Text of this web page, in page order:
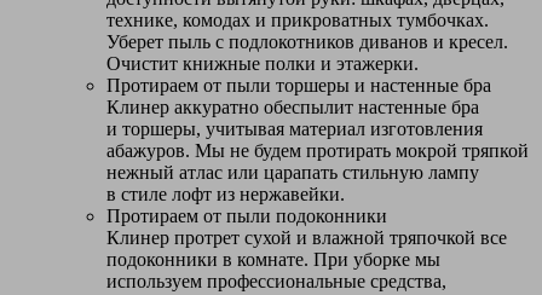
технике, комодах и прикроватных тумбочках.
Уберет пыль с подлокотников диванов и кресел.
Очистит книжные полки и этажерки.
Протираем от пыли торшеры и настенные бра
Клинер аккуратно обеспылит настенные бра
и торшеры, учитывая материал изготовления
абажуров. Мы не будем протирать мокрой тряпкой
нежный атлас или царапать стильную лампу
в стиле лофт из нержавейки.
Протираем от пыли подоконники
Клинер протрет сухой и влажной тряпочкой все
подоконники в комнате. При уборке мы
используем профессиональные средства,